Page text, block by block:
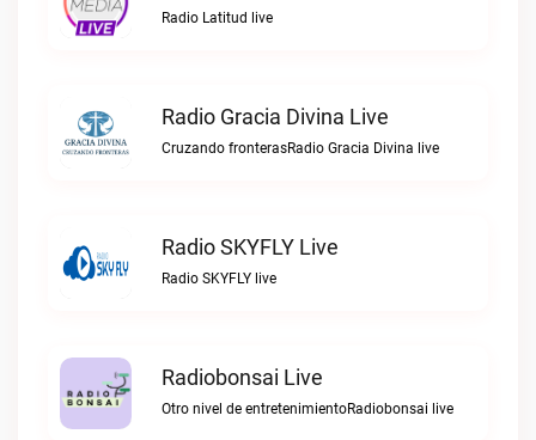
Radio Latitud live
Radio Gracia Divina Live
Cruzando fronterasRadio Gracia Divina live
Radio SKYFLY Live
Radio SKYFLY live
Radiobonsai Live
Otro nivel de entretenimientoRadiobonsai live